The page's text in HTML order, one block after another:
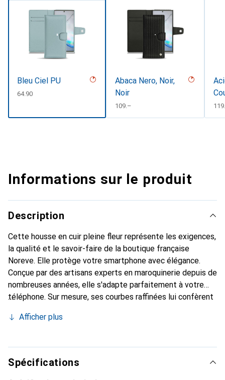
Bleu Ciel PU
CHF
64.90
Abaca Nero, Noir,
Noir
CHF
109.– CHF
Informations sur le produit
Description
Cette housse en cuir pleine fleur représente les exigences,
la qualité et le savoir-faire de la boutique française
Noreve. Elle protège votre smartphone avec élégance.
Conçue par des artisans experts en maroquinerie depuis de
nombreuses années, elle s'adapte parfaitement à votre
téléphone. Sur mesure, ses courbes raffinées lui confèrent
et indispensable de votre smartphone. Reconnaître
marque Noreve est un choix sûr pour une clientèle
exigeante.
Afficher plus
Spécifications